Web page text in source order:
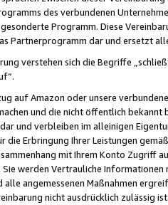
des verbundenen
Programm. Diese
Partnerprogramm dar und ersetzt
verstehen sich die Begriffe
auf Amazon oder unsere
und die nicht öffentlich
und verbleiben im alleinigen
die Erbringung Ihrer Leistungen
mit Ihrem Konto
werden Vertrauliche
alle angemessenen Maßnahmen
nicht ausdrücklich zulässig